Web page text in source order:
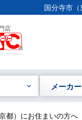
国分寺市
店
メーカー
都）にお住まいの方へ